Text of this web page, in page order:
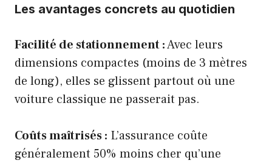
Les avantages concrets au quotidien
Facilité de stationnement :Avec leurs
dimensions compactes (moins de 3 mètres
de long), elles se glissent partout où une
voiture classique ne passerait pas.
Coûts maîtrisés : L’assurance coûte
généralement 50% moins cher qu’une